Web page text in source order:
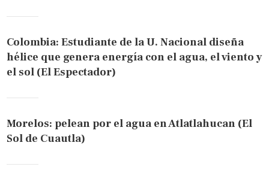
Colombia: Estudiante de la U. Nacional diseña
hélice que genera energía con el agua, el viento y
el sol (El Espectador)
Morelos: pelean por el agua en Atlatlahucan (El
Sol de Cuautla)